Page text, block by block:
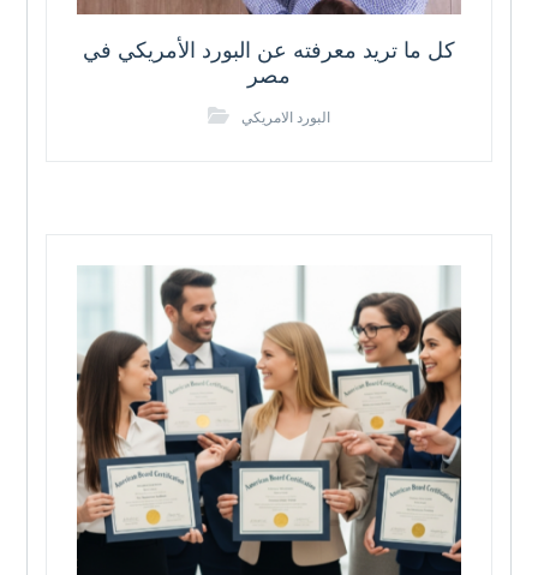
كل ما تريد معرفته عن البورد الأمريكي في
مصر
البورد الامريكي